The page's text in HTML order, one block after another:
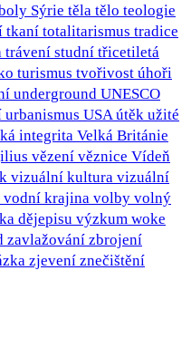
Sýrie těla tělo teologie
tkaní totalitarismus tradice
trávení studní třicetiletá
turismus tvořivost úhoři
underground UNESCO
urbanismus USAútěk užité
integrita Velká Británie
vězení věznice Vídeň
vizuální kultura vizuální
vodní krajina volby volný
dějepisu výzkum woke
zavlažování zbrojení
zjevení znečištění